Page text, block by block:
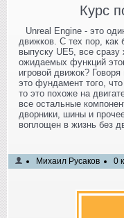
Курс
Unreal Engine - это
движков. С тех пор, как
выпуску UE5, все
ожидаемых функций
игровой движок?
это фундамент того,
то это похоже на
все остальные
дворники, шины и
воплощен в жизнь без
Михаил Русаков 0